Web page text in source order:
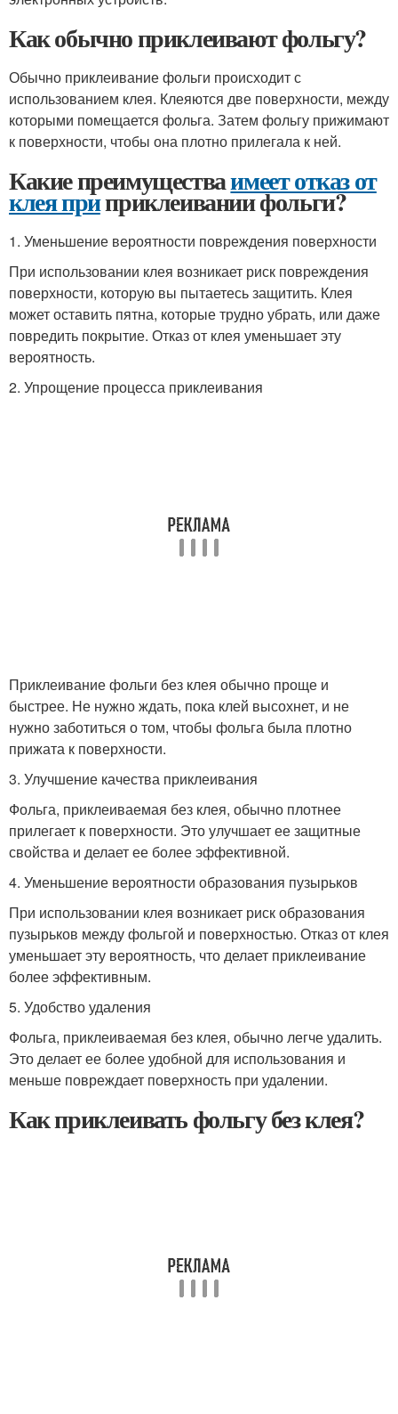
Как обычно приклеивают фольгу?
Обычно приклеивание фольги происходит с
использованием клея. Клеяются две поверхности, между
которыми помещается фольга. Затем фольгу прижимают
к поверхности, чтобы она плотно прилегала к ней.
Какие преимуществаимеет отказ от
клея приприклеивании фольги?
1. Уменьшение вероятности повреждения поверхности
При использовании клея возникает риск повреждения
поверхности, которую вы пытаетесь защитить. Клея
может оставить пятна, которые трудно убрать, или даже
повредить покрытие. Отказ от клея уменьшает эту
вероятность.
2. Упрощение процесса приклеивания
Приклеивание фольги без клея обычно проще и
быстрее. Не нужно ждать, пока клей высохнет, и не
нужно заботиться о том, чтобы фольга была плотно
прижата к поверхности.
3. Улучшение качества приклеивания
Фольга, приклеиваемая без клея, обычно плотнее
прилегает к поверхности. Это улучшает ее защитные
свойства и делает ее более эффективной.
4. Уменьшение вероятности образования пузырьков
При использовании клея возникает риск образования
пузырьков между фольгой и поверхностью. Отказ от клея
уменьшает эту вероятность, что делает приклеивание
более эффективным.
5. Удобство удаления
Фольга, приклеиваемая без клея, обычно легче удалить.
Это делает ее более удобной для использования и
меньше повреждает поверхность при удалении.
Как приклеивать фольгу без клея?